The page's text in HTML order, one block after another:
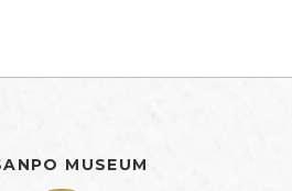
MUSEUM